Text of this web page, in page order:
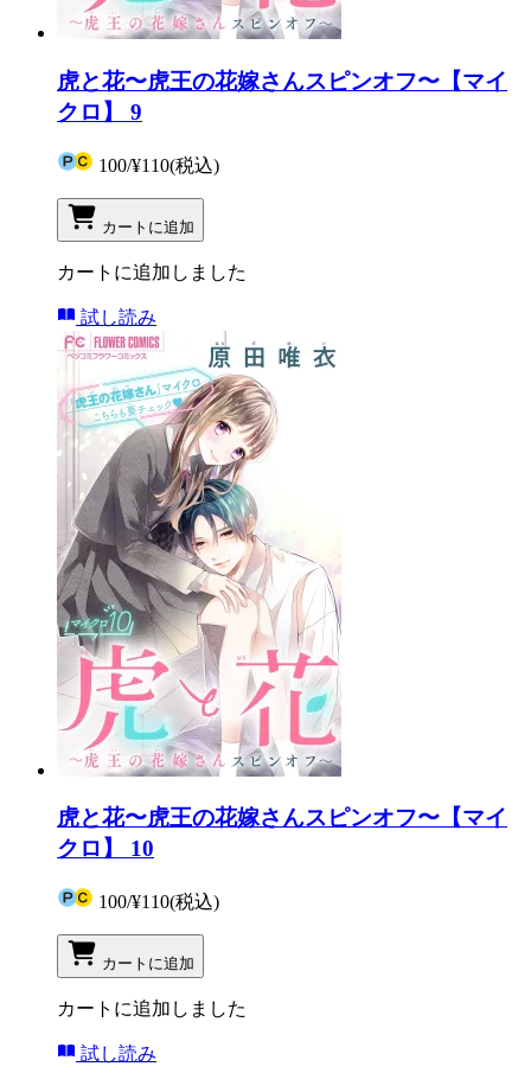
虎と花〜虎王の花嫁さんスピンオフ〜【マイ
クロ】 9
100/¥110(税込)
カートに追加
カートに追加しました
試し読み
虎と花〜虎王の花嫁さんスピンオフ〜【マイ
クロ】 10
100/¥110(税込)
カートに追加
カートに追加しました
試し読み